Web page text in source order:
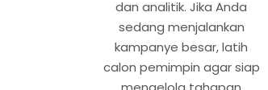
dan analitik. Jika Anda
sedang menjalankan
kampanye besar, latih
calon pemimpin agar siap